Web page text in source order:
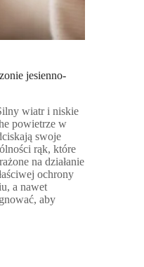
jesienno-
wiatr i niskie
powietrze w
swoje
rąk, które
na działanie
ochrony
a nawet
aby